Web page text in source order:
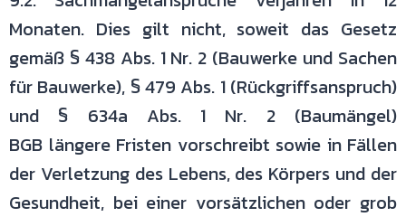
Monaten. Dies gilt nicht, soweit das Gesetz
gemäß § 438 Abs. 1 Nr. 2 (Bauwerke und Sachen
für Bauwerke), § 479 Abs. 1 (Rückgriffsanspruch)
und § 634a Abs. 1 Nr. 2 (Baumängel)
BGB längere Fristen vorschreibt sowie in Fällen
der Verletzung des Lebens, des Körpers und der
Gesundheit, bei einer vorsätzlichen oder grob